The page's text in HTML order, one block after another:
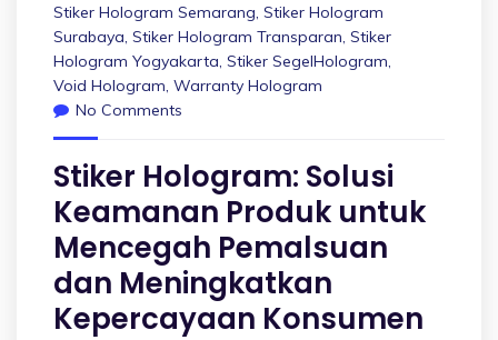
Stiker Hologram Semarang, Stiker Hologram
Surabaya, Stiker Hologram Transparan, Stiker
Hologram Yogyakarta, Stiker SegelHologram,
Void Hologram, Warranty Hologram
No Comments
Stiker Hologram: Solusi
Keamanan Produk untuk
Mencegah Pemalsuan
dan Meningkatkan
Kepercayaan Konsumen